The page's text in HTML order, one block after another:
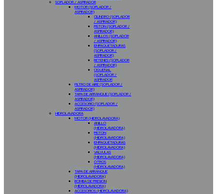
SOPLADOR / ASPIRADOR
MOTOR (SOPLADOR /
ASPIRADOR)
CILINDRO (SOPLADOR
/ ASPIRADOR)
PISTON (SOPLADOR /
ASPIRADOR)
ANILLOS (SOPLADOR
/ ASPIRADOR)
EMPAQUETADURAS
(SOPLADOR /
ASPIRADOR)
RETENES (SOPLADOR
/ ASPIRADOR)
CIGUEÑAL
(SOPLADOR /
ASPIRADOR
FILTRO DE AIRE (SOPLADOR /
ASPIRADOR)
TAPA DE ARRANQUE (SOPLADOR /
ASPIRADOR)
ACCESORIO (SOPLADOR /
ASPIRADOR)
HIDROLAVADORA
MOTOR (HIDROLAVADORA)
ANILLO
(HIDROLAVADORA)
PISTON
(HIDROLAVADORA)
EMPAQUETADURAS
(HIDROLAVADORA)
VALVULAS
(HIDROLAVADORA)
OTROS
(HIDROLAVADORA)
TAPA DE ARRANQUE
(HIDROLAVADORA)
BOMBA DE PRESION
(HIDROLAVADORA)
ACCESORIOS (HIDROLAVADORA)